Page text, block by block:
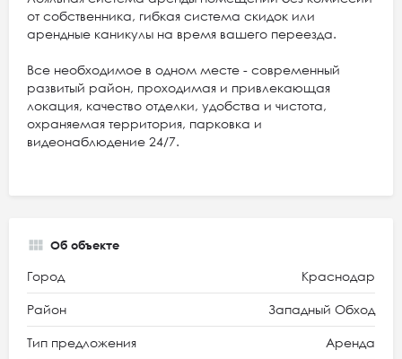
от собственника, гибкая система скидок или
арендные каникулы на время вашего переезда.
Все необходимое в одном месте - современный
развитый район, проходимая и привлекающая
локация, качество отделки, удобства и чистота,
охраняемая территория, парковка и
видеонаблюдение 24/7.
Об объекте
Город Краснодар
Район Западный Обход
Тип предложения Аренда